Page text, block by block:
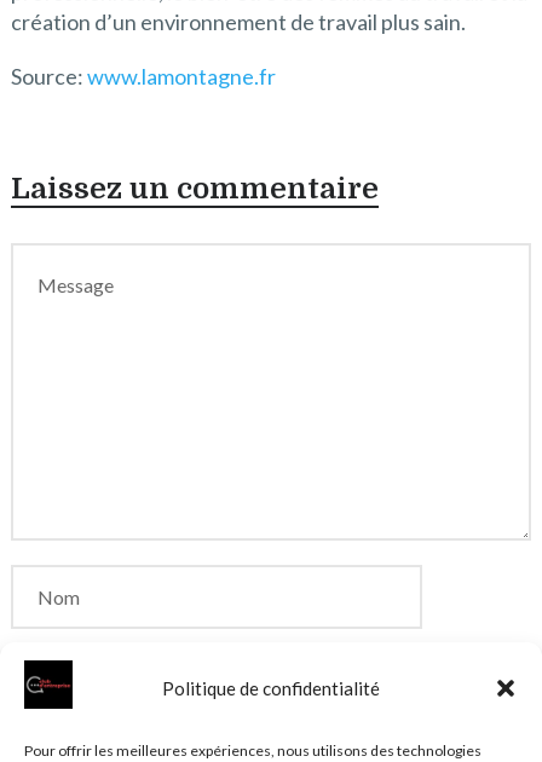
Politique de confidentialité
Pour offrir les meilleures expériences, nous utilisons des technologies
création d’un environnement de travail plus sain.
Source:www.lamontagne.fr
Laissez un commentaire
Enregistrer mon nom, mon e-mail et mon site dans